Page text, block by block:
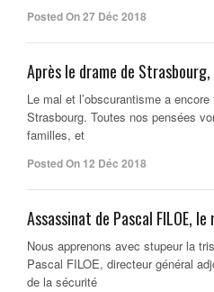
Posted On 27 Déc 2018
Après le drame de
Le mal et l’obscurantisme a
Strasbourg. Toutes nos pensées
familles, et
Posted On 12 Déc 2018
Assassinat de Pascal FILOE,
Nous apprenons avec stupeur la
Pascal FILOE, directeur général
de la sécurité